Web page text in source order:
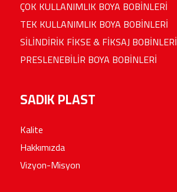
ÇOK KULLANIMLIK BOYA BOBİNLERİ
TEK KULLANIMLIK BOYA BOBİNLERİ
SİLİNDİRİK FİKSE & FİKSAJ BOBİNLERİ
PRESLENEBİLİR BOYA BOBİNLERİ
SADIK PLAST
Kalite
Hakkımızda
Vizyon-Misyon